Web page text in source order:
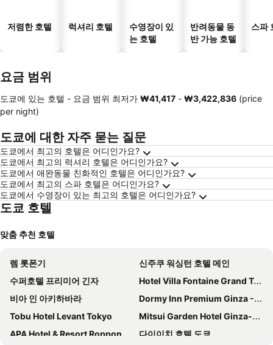
저렴한 호텔 럭셔리 호텔
수영장이 있
는 호텔
반려동물 동
반 가능 호텔
스파
요금 범위
도쿄에 있는 호텔 - 요금 범위 최저가 ‎₩41,417 - ‎₩3,422,836 (price
per night)
도쿄에 대한 자주 묻는 질문
도쿄에서 최고의 호텔은 어디인가요?
도쿄에서 최고의 럭셔리 호텔은 어디인가요?
도쿄에서 애완동물 친화적인 호텔은 어디인가요?
도쿄에서 최고의 스파 호텔은 어디인가요?
도쿄에서 수영장이 있는 최고의 호텔은 어디인가요?
도쿄 호텔
맞춤 추천 호텔
렘 롯폰기
신주쿠 워싱턴 호텔 메인
수퍼호텔 프리미어 긴자
Hotel Villa Fontaine Grand Tokyo-ariake
비아 인 아키하바라
Dormy Inn Premium Ginza - Natural Hot Spring
Tobu Hotel Levant Tokyo
Mitsui Garden Hotel Ginza-gochome
APA Hotel & Resort Roppongi Ekihigashi
다이이치 호텔 도쿄